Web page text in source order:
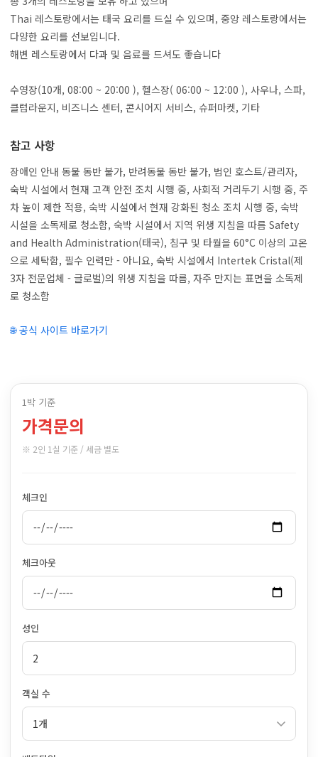
Thai 레스토랑에서는 태국 요리를 드실 수 있으며, 중앙 레스토랑에서는
다양한 요리를 선보입니다.
해변 레스토랑에서 다과 및 음료를 드셔도 좋습니다
수영장(10개, 08:00 ~ 20:00 ), 헬스장( 06:00 ~ 12:00 ), 사우나, 스파,
클럽라운지, 비즈니스 센터, 콘시어지 서비스, 슈퍼마켓, 기타
참고 사항
장애인 안내 동물 동반 불가, 반려동물 동반 불가, 법인 호스트/관리자,
숙박 시설에서 현재 고객 안전 조치 시행 중, 사회적 거리두기 시행 중, 주
차 높이 제한 적용, 숙박 시설에서 현재 강화된 청소 조치 시행 중, 숙박
시설을 소독제로 청소함, 숙박 시설에서 지역 위생 지침을 따름 Safety
and Health Administration(태국), 침구 및 타월을 60°C 이상의 고온
으로 세탁함, 필수 인력만 - 아니요, 숙박 시설에서 Intertek Cristal(제
3자 전문업체 - 글로벌)의 위생 지침을 따름, 자주 만지는 표면을 소독제
로 청소함
🌐 공식 사이트 바로가기
1박 기준
가격문의
※ 2인 1실 기준 / 세금 별도
체크인
체크아웃
성인
객실 수